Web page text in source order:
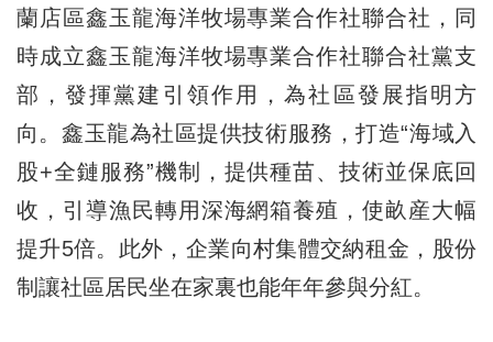
蘭店區鑫玉龍海洋牧場專業合作社聯合社，同
時成立鑫玉龍海洋牧場專業合作社聯合社黨支
部，發揮黨建引領作用，為社區發展指明方
向。鑫玉龍為社區提供技術服務，打造“海域入
股+全鏈服務”機制，提供種苗、技術並保底回
收，引導漁民轉用深海網箱養殖，使畝産大幅
提升5倍。此外，企業向村集體交納租金，股份
制讓社區居民坐在家裏也能年年參與分紅。